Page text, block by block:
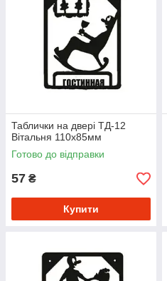
Таблички на двері ТД-12
Вітальня 110х85мм
Готово до відправки
57 ₴
Купити